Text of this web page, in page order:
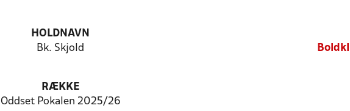
HOLDNAVN
Bk. Skjold
RÆKKE
Oddset Pokalen 2025/26